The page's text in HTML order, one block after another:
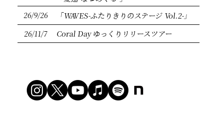
26/9/26 「WAVES-ふたりきりのステージ Vol.2-」
26/11/7 Coral Day ゆっくりリリースツアー